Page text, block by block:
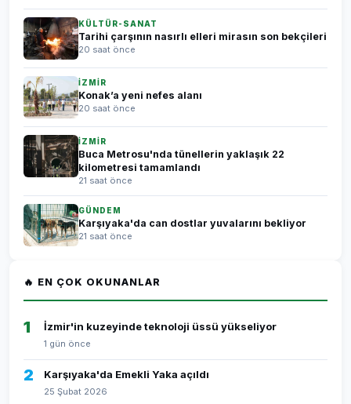
KÜLTÜR-SANAT
Tarihi çarşının nasırlı elleri mirasın son bekçileri
20 saat önce
İZMİR
Konak’a yeni nefes alanı
20 saat önce
İZMİR
Buca Metrosu'nda tünellerin yaklaşık 22
kilometresi tamamlandı
21 saat önce
GÜNDEM
Karşıyaka'da can dostlar yuvalarını bekliyor
21 saat önce
🔥 EN ÇOK OKUNANLAR
1 İzmir'in kuzeyinde teknoloji üssü yükseliyor
1 gün önce
2 Karşıyaka'da Emekli Yaka açıldı
25 Şubat 2026